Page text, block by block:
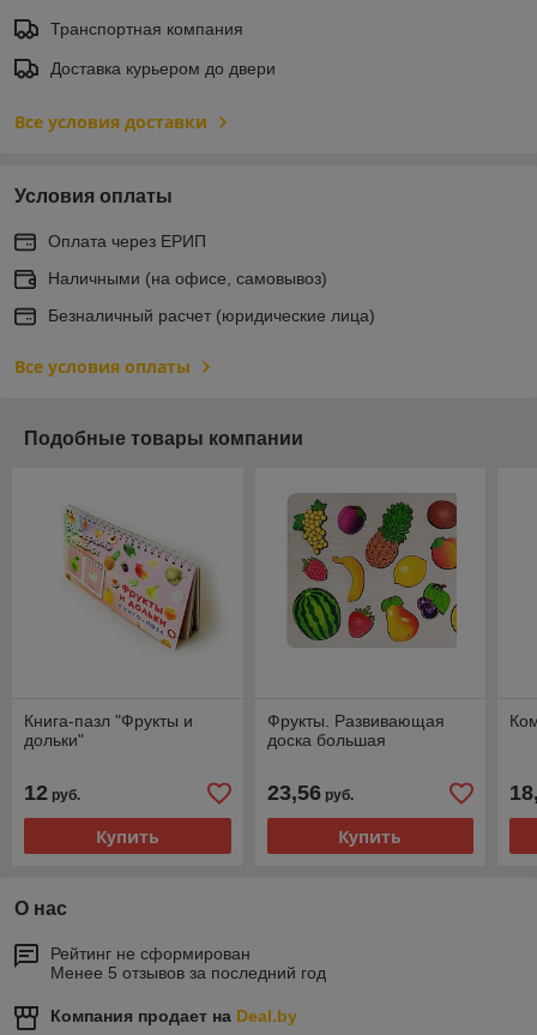
Транспортная компания
Доставка курьером до двери
Все условия доставки
Условия оплаты
Оплата через ЕРИП
Наличными (на офисе, самовывоз)
Безналичный расчет (юридические лица)
Все условия оплаты
Подобные товары компании
Книга-пазл "Фрукты и
дольки"
12 руб.
Купить
Фрукты. Развивающая
доска большая
23,56руб.
Купить
О нас
Рейтинг не сформирован
Менее 5 отзывов за последний год
Компания продает на Deal.by